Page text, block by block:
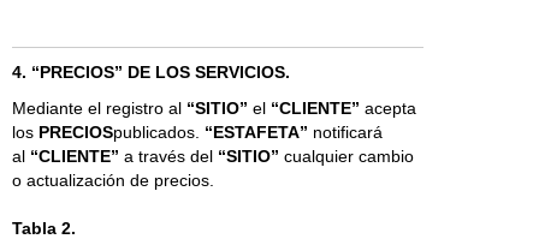
4. “PRECIOS” DE LOS SERVICIOS.
Mediante el registro al “SITIO” el “CLIENTE” acepta
los PRECIOSpublicados. “ESTAFETA” notificará
al “CLIENTE” a través del “SITIO” cualquier cambio
o actualización de precios.
Tabla 2.